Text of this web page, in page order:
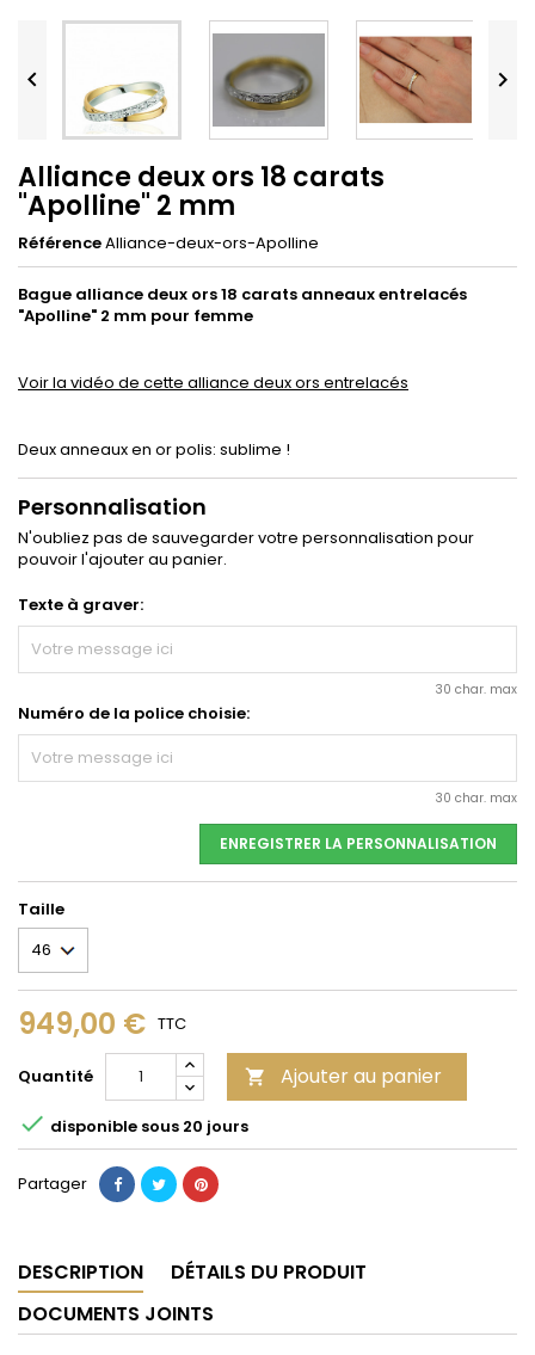
 
Alliance deux ors 18 carats
"Apolline" 2 mm
RéférenceAlliance-deux-ors-Apolline
Bague alliance deux ors 18 carats anneaux entrelacés
"Apolline" 2 mm pour femme
Voir la vidéo de cette alliance deux ors entrelacés
Deux anneaux en or polis: sublime !
Personnalisation
N'oubliez pas de sauvegarder votre personnalisation pour
pouvoir l'ajouter au panier.
Texte à graver:
30 char. max
Numéro de la police choisie:
30 char. max
ENREGISTRER LA PERSONNALISATION
Taille
949,00 € TTC
Quantité  Ajouter au panier
 disponible sous 20 jours
Partager
DESCRIPTION
DÉTAILS DU PRODUIT
DOCUMENTS JOINTS